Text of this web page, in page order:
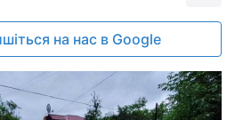
на нас в Google